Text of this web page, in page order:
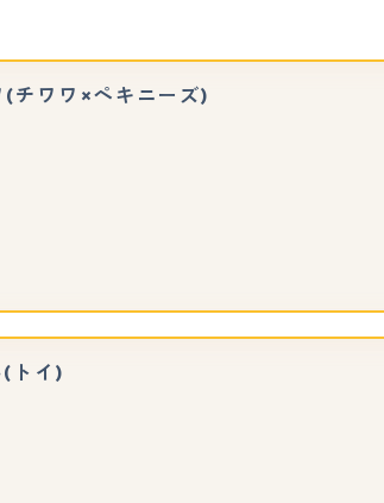
チワワ×ペキニーズ)
(トイ)